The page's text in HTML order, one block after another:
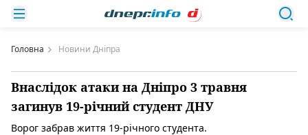
Головна Новини Дніпра
Внаслідок атаки на Дніпро 3 травня
загинув 19-річний студент ДНУ
Ворог забрав життя 19-річного студента.